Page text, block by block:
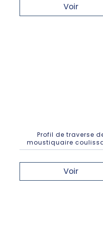
Voir
Profil de traverse
moustiquaire
Voir